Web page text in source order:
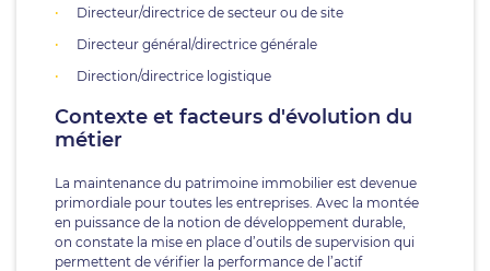
Directeur/directrice de secteur ou de site
Directeur général/directrice générale
Direction/directrice logistique
Contexte et facteurs d'évolution du
métier
La maintenance du patrimoine immobilier est devenue
primordiale pour toutes les entreprises. Avec la montée
en puissance de la notion de développement durable,
on constate la mise en place d’outils de supervision qui
permettent de vérifier la performance de l’actif